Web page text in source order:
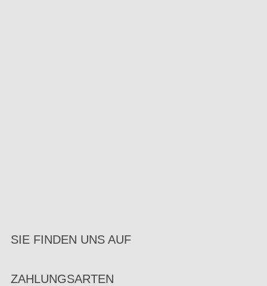
SIE FINDEN UNS AUF
ZAHLUNGSARTEN